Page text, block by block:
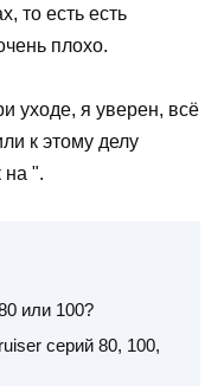
то есть есть
плохо.
уходе, я уверен, всё
к этому делу
на ".
или 100?
серий 80, 100,